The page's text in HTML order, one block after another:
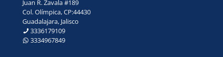
Juan R. Zavala #189
Col. Olímpica, CP:44430
Guadalajara, Jalisco
3336179109
3334967849